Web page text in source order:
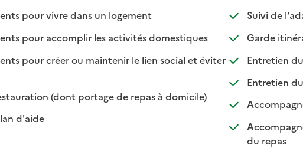
pour vivre dans un logement: disponible
: non disponible
pour accomplir les activités domestiques: disponible
: non disponible
pour créer ou maintenir le lien social et éviter
(dont portage de repas à domicile): disponible
: non disponible
d'aide
: disponible
: non disponible
Suivi de
Garde
Entretien
Entretien
du repas
:
: non